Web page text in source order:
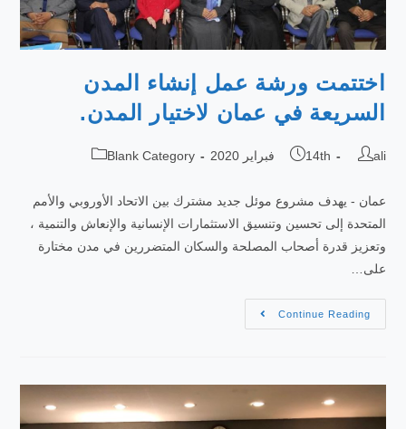
اختتمت ورشة عمل إنشاء المدن
السريعة في عمان لاختيار المدن.
ali 14th فبراير 2020 Blank Category
عمان - يهدف مشروع موئل جديد مشترك بين الاتحاد الأوروبي والأمم
المتحدة إلى تحسين وتنسيق الاستثمارات الإنسانية والإنعاش والتنمية ،
وتعزيز قدرة أصحاب المصلحة والسكان المتضررين في مدن مختارة
على…
Continue Reading